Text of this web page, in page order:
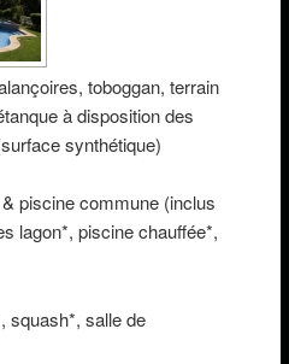
toboggan, terrain
à disposition des
synthétique)
piscine commune (inclus
lagon*, piscine chauffée*,
squash*, salle de